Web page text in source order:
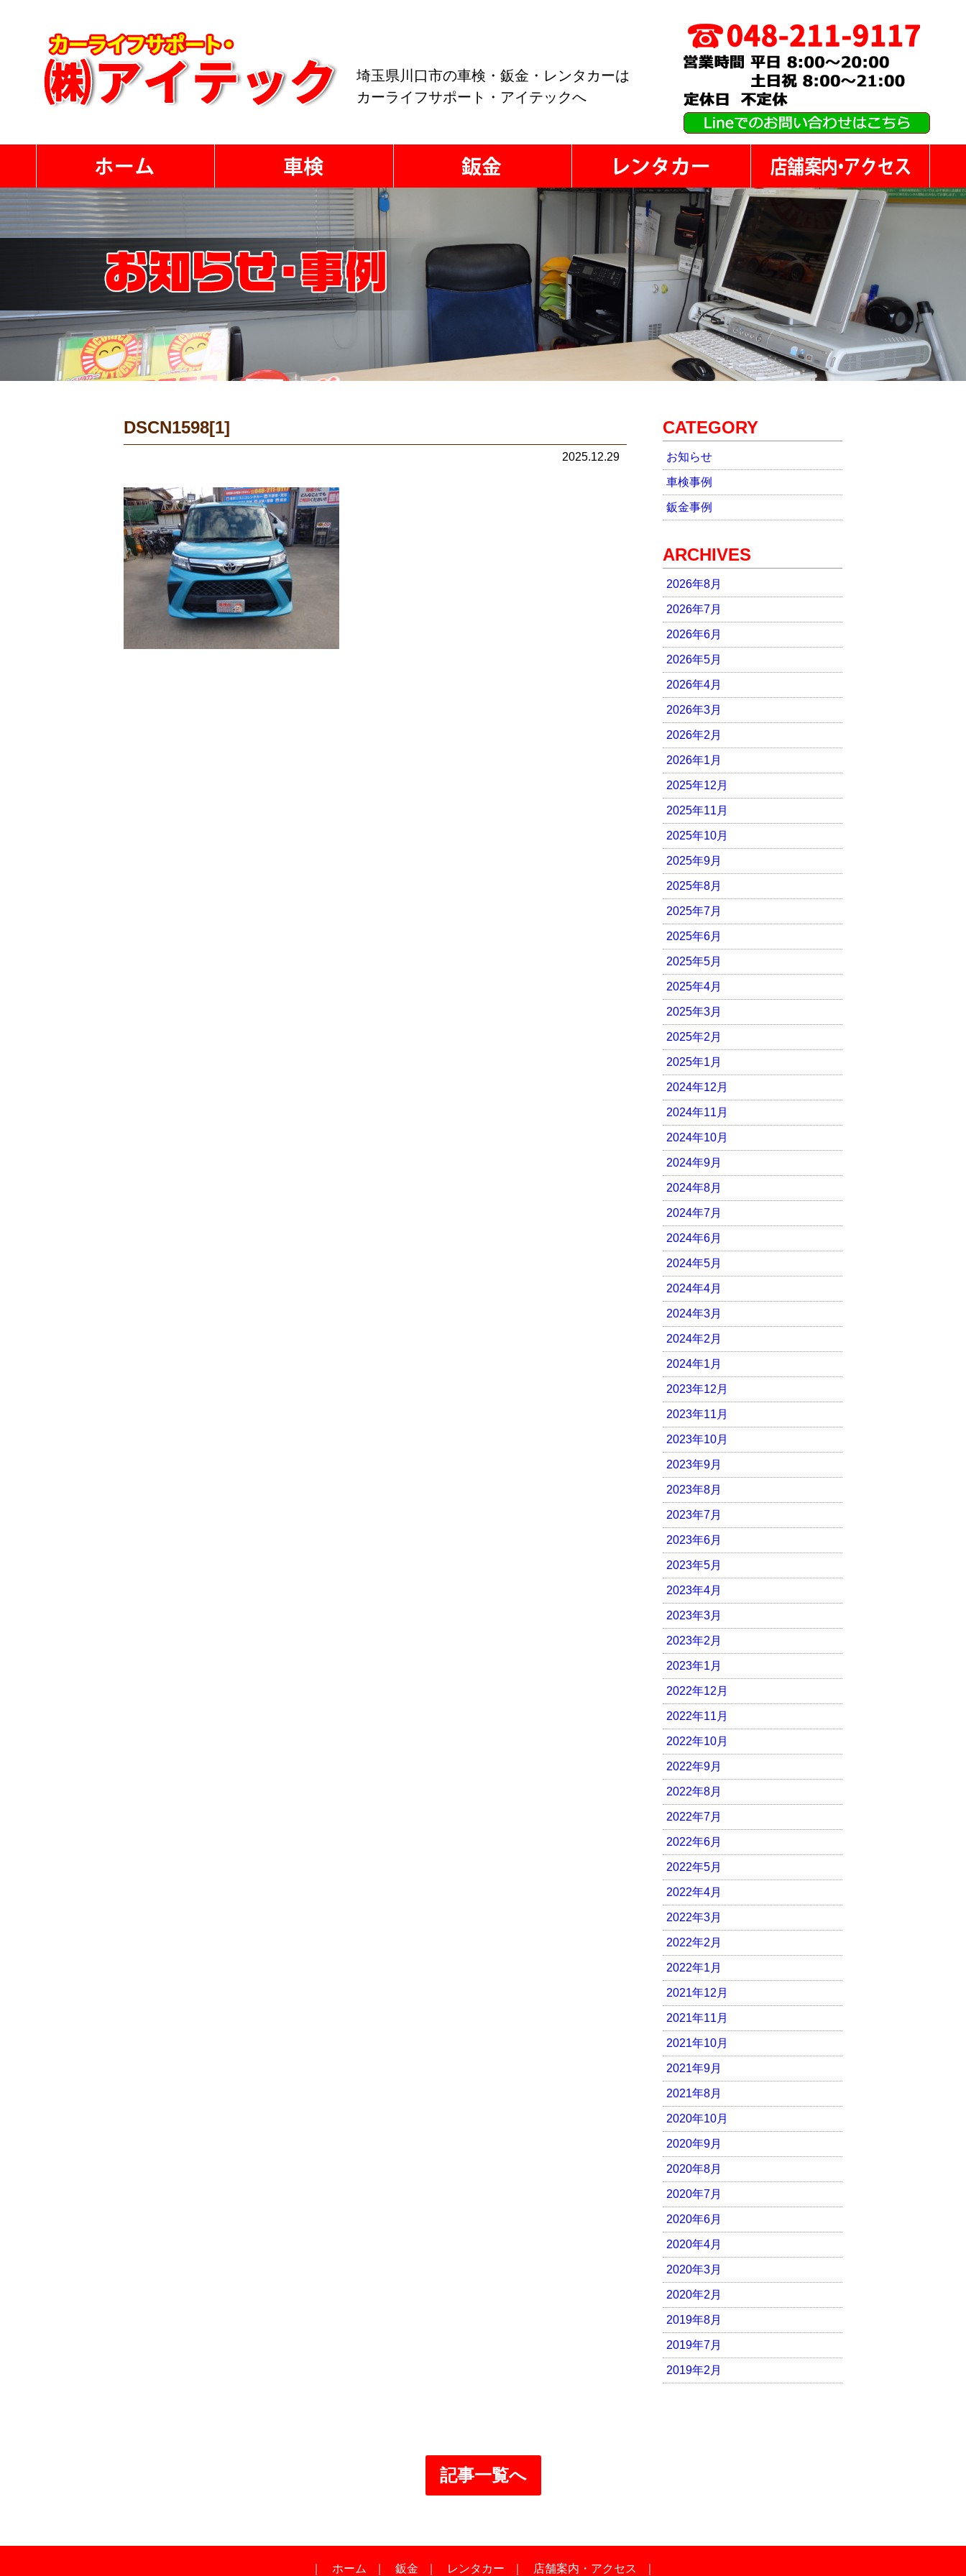
埼玉県川口市の車検・鈑金・レンタカーは
カーライフサポート・アイテックへ
DSCN1598[1]
2025.12.29
CATEGORY
お知らせ
車検事例
鈑金事例
ARCHIVES
2026年8月
2026年7月
2026年6月
2026年5月
2026年4月
2026年3月
2026年2月
2026年1月
2025年12月
2025年11月
2025年10月
2025年9月
2025年8月
2025年7月
2025年6月
2025年5月
2025年4月
2025年3月
2025年2月
2025年1月
2024年12月
2024年11月
2024年10月
2024年9月
2024年8月
2024年7月
2024年6月
2024年5月
2024年4月
2024年3月
2024年2月
2024年1月
2023年12月
2023年11月
2023年10月
2023年9月
2023年8月
2023年7月
2023年6月
2023年5月
2023年4月
2023年3月
2023年2月
2023年1月
2022年12月
2022年11月
2022年10月
2022年9月
2022年8月
2022年7月
2022年6月
2022年5月
2022年4月
2022年3月
2022年2月
2022年1月
2021年12月
2021年11月
2021年10月
2021年9月
2021年8月
2020年10月
2020年9月
2020年8月
2020年7月
2020年6月
2020年4月
2020年3月
2020年2月
2019年8月
2019年7月
2019年2月
記事一覧へ
ホーム 鈑金 レンタカー 店舗案内・アクセス